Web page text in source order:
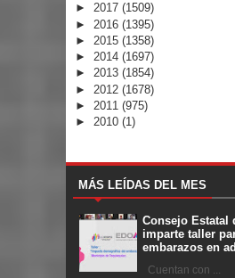
► 2017 (1509)
► 2016 (1395)
► 2015 (1358)
► 2014 (1697)
► 2013 (1854)
► 2012 (1678)
► 2011 (975)
► 2010 (1)
MÁS LEÍDAS DEL MES
Consejo Estatal
imparte taller
embarazos en
Cuentan con ...